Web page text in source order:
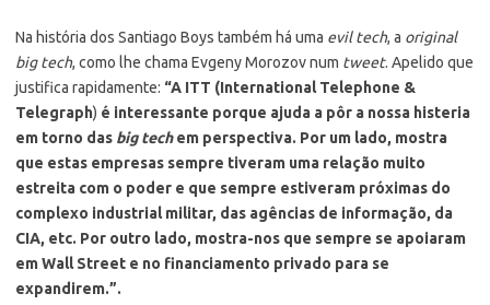
Na história dos Santiago Boys também há uma evil tech, a original
big tech, como lhe chama Evgeny Morozov num tweet. Apelido que
justifica rapidamente: “A ITT (International Telephone &
Telegraph) é interessante porque ajuda a pôr a nossa histeria
em torno das big techem perspectiva. Por um lado, mostra
que estas empresas sempre tiveram uma relação muito
estreita com o poder e que sempre estiveram próximas do
complexo industrial militar, das agências de informação, da
CIA, etc. Por outro lado, mostra-nos que sempre se apoiaram
em Wall Street e no financiamento privado para se
expandirem.”.